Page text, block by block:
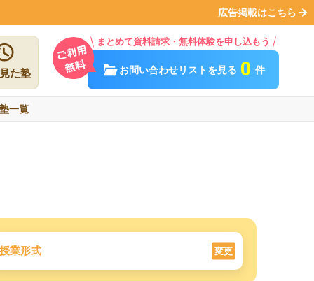
広告掲載はこちら
た塾
まとめて資料請求・無料体験を申し込もう
お問い合わせリストを見る 0 件
一覧
授業形式 変更